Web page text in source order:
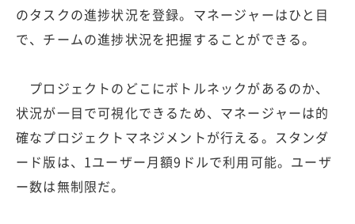
のタスクの進捗状況を登録。マネージャーはひと目
で、チームの進捗状況を把握することができる。
プロジェクトのどこにボトルネックがあるのか、
状況が一目で可視化できるため、マネージャーは的
確なプロジェクトマネジメントが行える。スタンダ
ード版は、1ユーザー月額9ドルで利用可能。ユーザ
ー数は無制限だ。